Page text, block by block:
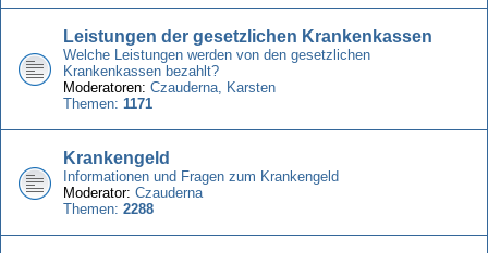
Leistungen der gesetzlichen Krankenkassen
Welche Leistungen werden von den gesetzlichen
Krankenkassen bezahlt?
Moderatoren: Czauderna, Karsten
Themen: 1171
Krankengeld
Informationen und Fragen zum Krankengeld
Moderator: Czauderna
Themen: 2288